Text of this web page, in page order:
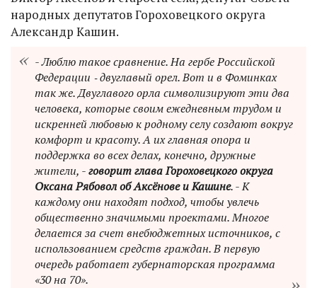
народных депутатов Гороховецкого округа
Александр Кашин.
- Люблю такое сравнение. На гербе Российской
Федерации ‑ двуглавый орел. Вот и в Фоминках
так же. Двуглавого орла символизируют эти два
человека, которые своим ежедневным трудом и
искренней любовью к родному селу создают вокруг
комфорт и красоту. А их главная опора и
поддержка во всех делах, конечно, дружные
жители, -говорит глава Гороховецкого округа
Оксана Рябовол об Аксёнове и Кашине. - К
каждому они находят подход, чтобы увлечь
общественно значимыми проектами. Многое
делается за счет внебюджетных источников, с
использованием средств граждан. В первую
очередь работает губернаторская программа
«30 на 70».